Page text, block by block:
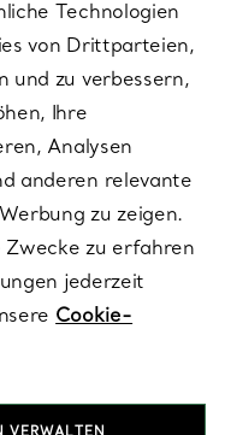
das sie über Jahre
zeitloser Designs
und Kreativität des
, die nur unsere
könnten.
Technologien
von Drittparteien,
und zu verbessern,
Ihre
Analysen
anderen relevante
zu zeigen.
Zwecke zu erfahren
jederzeit
Cookie-
VERWALTEN